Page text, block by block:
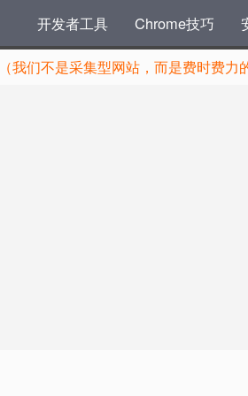
开发者工具 Chrome技巧
（我们不是采集型网站，而是费时费